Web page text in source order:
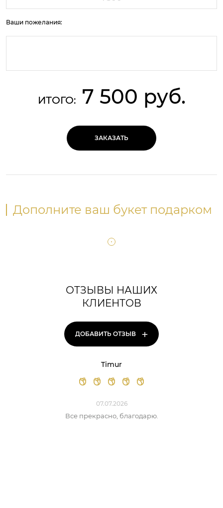
Ваши пожелания:
ИТОГО: 7 500 руб.
ЗАКАЗАТЬ
Дополните ваш букет подарком
ОТЗЫВЫ НАШИХ
КЛИЕНТОВ
ДОБАВИТЬ ОТЗЫВ +
Timur
07.07.2026
Все прекрасно, благодарю.